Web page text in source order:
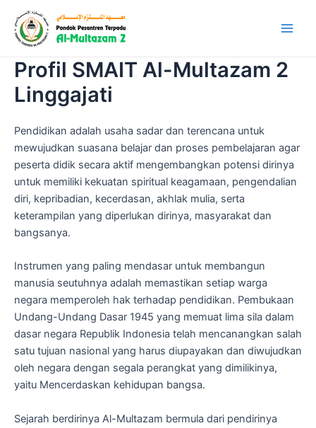
content
Profil SMAIT Al-Multazam 2
Linggajati
Pendidikan adalah usaha sadar dan terencana untuk
mewujudkan suasana belajar dan proses pembelajaran agar
peserta didik secara aktif mengembangkan potensi dirinya
untuk memiliki kekuatan spiritual keagamaan, pengendalian
diri, kepribadian, kecerdasan, akhlak mulia, serta
keterampilan yang diperlukan dirinya, masyarakat dan
bangsanya.
Instrumen yang paling mendasar untuk membangun
manusia seutuhnya adalah memastikan setiap warga
negara memperoleh hak terhadap pendidikan. Pembukaan
Undang-Undang Dasar 1945 yang memuat lima sila dalam
dasar negara Republik Indonesia telah mencanangkan salah
satu tujuan nasional yang harus diupayakan dan diwujudkan
oleh negara dengan segala perangkat yang dimilikinya,
yaitu Mencerdaskan kehidupan bangsa.
Sejarah berdirinya Al-Multazam bermula dari pendirinya